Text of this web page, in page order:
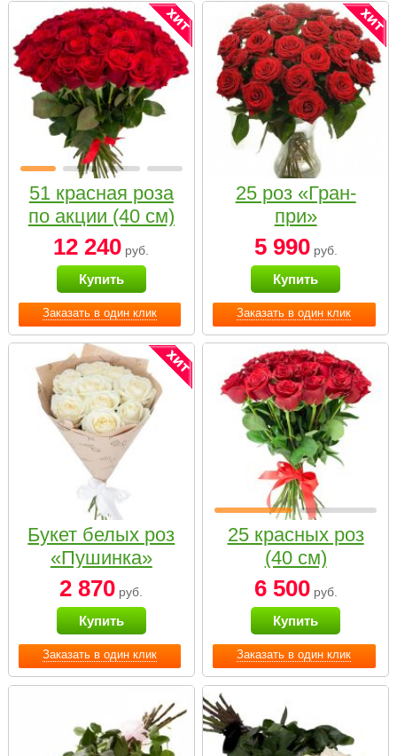
Заказать в один клик
51 красная роза
по акции (40 см)
12 240 руб.
Купить
Заказать в один клик
25 роз «Гран-
при»
5 990руб.
Купить
Заказать в один клик
Букет белых роз
«Пушинка»
2 870 руб.
Купить
Заказать в один клик
25 красных роз
(40 см)
6 500руб.
Купить